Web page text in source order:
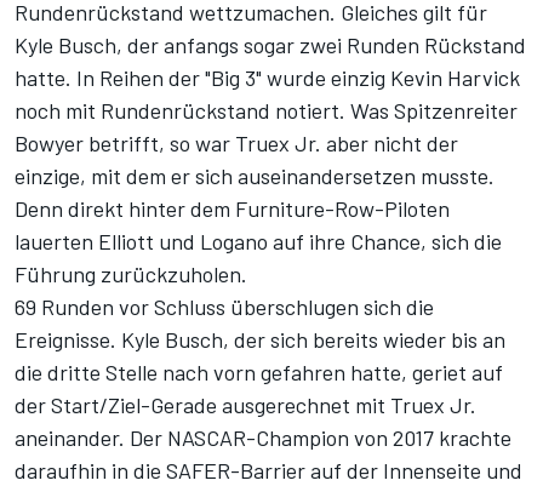
Rundenrückstand wettzumachen. Gleiches gilt für
Kyle Busch, der anfangs sogar zwei Runden Rückstand
hatte. In Reihen der "Big 3" wurde einzig Kevin Harvick
noch mit Rundenrückstand notiert. Was Spitzenreiter
Bowyer betrifft, so war Truex Jr. aber nicht der
einzige, mit dem er sich auseinandersetzen musste.
Denn direkt hinter dem Furniture-Row-Piloten
lauerten Elliott und Logano auf ihre Chance, sich die
Führung zurückzuholen.
69 Runden vor Schluss überschlugen sich die
Ereignisse. Kyle Busch, der sich bereits wieder bis an
die dritte Stelle nach vorn gefahren hatte, geriet auf
der Start/Ziel-Gerade ausgerechnet mit Truex Jr.
aneinander. Der NASCAR-Champion von 2017 krachte
daraufhin in die SAFER-Barrier auf der Innenseite und